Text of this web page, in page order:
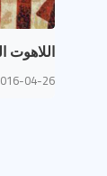
اللاهوت
04-26